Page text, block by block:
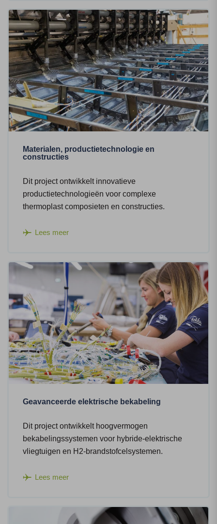
Materialen, productietechnologie en
constructies
Dit project ontwikkelt innovatieve
productietechnologieën voor complexe
thermoplast composieten en constructies.
Lees meer
Geavanceerde elektrische bekabeling
Dit project ontwikkelt hoogvermogen
bekabelingssystemen voor hybride-elektrische
vliegtuigen en H2-brandstofcelsystemen.
Lees meer